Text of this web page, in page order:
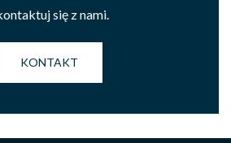
się z nami.
KONTAKT